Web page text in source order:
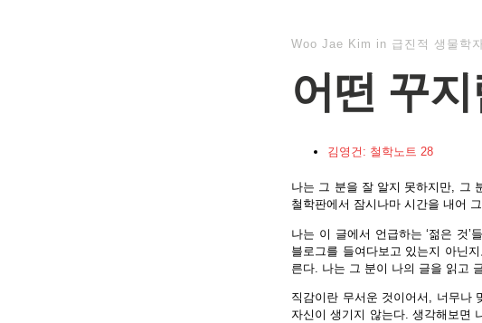
Woo Jae Kim in 급진적 생물학
어떤 꾸
김영건: 철학노트 28
나는 그 분을 잘 알지 못하지만, 그
철학판에서 잠시나마 시간을 내어
나는 이 글에서 언급하는 ‘젊은 것
블로그를 들여다보고 있는지 아닌
른다. 나는 그 분이 나의 글을 읽고
직감이란 무서운 것이어서, 너무나
자신이 생기지 않는다. 생각해보면